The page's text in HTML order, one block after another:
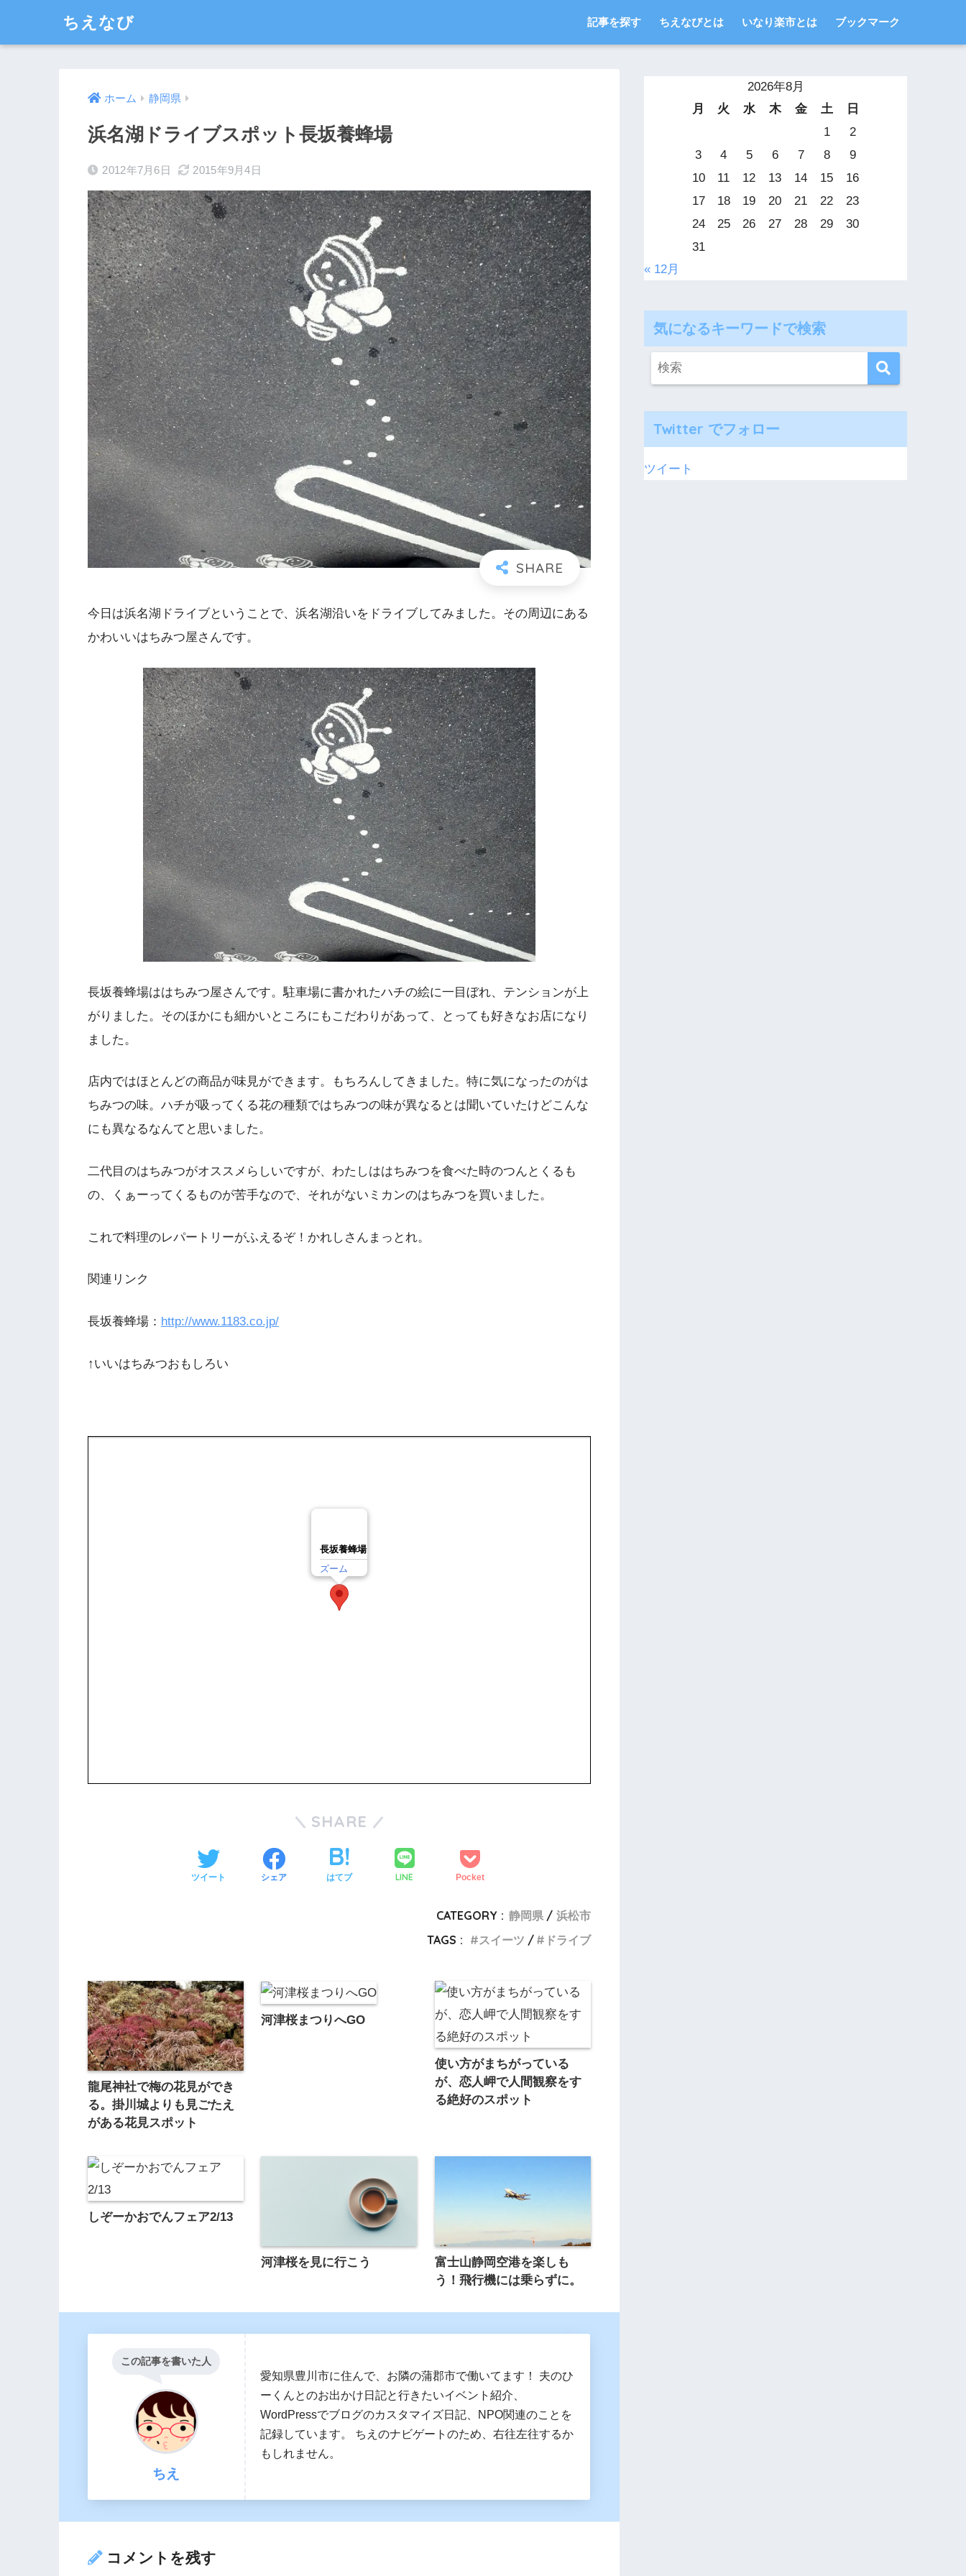
ちえなび 記事を探す ちえなびとは いなり楽市とは ブックマーク
ホーム 静岡県
浜名湖ドライブスポット長坂養蜂場
2012年7月6日 2015年9月4日
今日は浜名湖ドライブということで、浜名湖沿いをドライブしてみました。その周辺にある
かわいいはちみつ屋さんです。
長坂養蜂場ははちみつ屋さんです。駐車場に書かれたハチの絵に一目ぼれ、テンションが上
がりました。そのほかにも細かいところにもこだわりがあって、とっても好きなお店になり
ました。
店内ではほとんどの商品が味見ができます。もちろんしてきました。特に気になったのがは
ちみつの味。ハチが吸ってくる花の種類ではちみつの味が異なるとは聞いていたけどこんな
にも異なるなんてと思いました。
二代目のはちみつがオススメらしいですが、わたしははちみつを食べた時のつんとくるも
の、くぁーってくるものが苦手なので、それがないミカンのはちみつを買いました。
これで料理のレパートリーがふえるぞ！かれしさんまっとれ。
関連リンク
長坂養蜂場： http://www.1183.co.jp/
↑いいはちみつおもしろい
長坂養蜂場
ズーム
SHARE
ツイート シェア はてブ LINE Pocket
CATEGORY : 静岡県
浜松市
TAGS :
スイーツ ドライブ
龍尾神社で梅の花見ができ
る。掛川城よりも見ごたえ
がある花見スポット
河津桜まつりへGO
使い方がまちがっている
が、恋人岬で人間観察をす
る絶好のスポット
しぞーかおでんフェア2/13
河津桜を見に行こう
富士山静岡空港を楽しも
う！飛行機には乗らずに。
この記事を書いた人
ちえ
愛知県豊川市に住んで、お隣の蒲郡市で働いてます！ 夫のひ
ーくんとのお出かけ日記と行きたいイベント紹介、
WordPressでブログのカスタマイズ日記、NPO関連のことを
記録しています。 ちえのナビゲートのため、右往左往するか
もしれません。
コメントを残す
2026年8月
月
火 水 木 金 土
日
1
2
3
4 5 6 7 8
9
10
11 12 13 14 15
16
17
18 19 20 21 22
23
24
25 26 27 28 29
30
31
« 12月
気になるキーワードで検索
Twitter でフォロー
ツイート